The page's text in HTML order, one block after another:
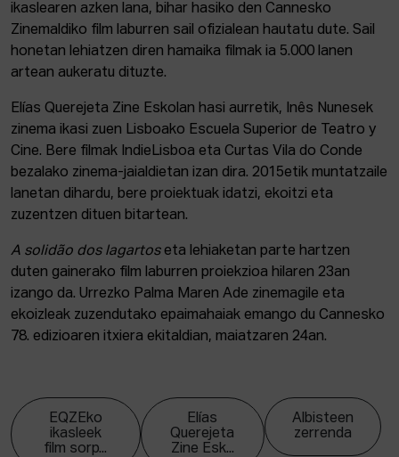
ikaslearen azken lana, bihar hasiko den Cannesko
Zinemaldiko film laburren sail ofizialean hautatu dute. Sail
honetan lehiatzen diren hamaika filmak ia 5.000 lanen
artean aukeratu dituzte.
Elías Querejeta Zine Eskolan hasi aurretik, Inês Nunesek
zinema ikasi zuen Lisboako Escuela Superior de Teatro y
Cine. Bere filmak IndieLisboa eta Curtas Vila do Conde
bezalako zinema-jaialdietan izan dira. 2015etik muntatzaile
lanetan dihardu, bere proiektuak idatzi, ekoitzi eta
zuzentzen dituen bitartean.
A solidão dos lagartoseta lehiaketan parte hartzen
duten gainerako film laburren proiekzioa hilaren 23an
izango da. Urrezko Palma Maren Ade zinemagile eta
ekoizleak zuzendutako epaimahaiak emango du Cannesko
78. edizioaren itxiera ekitaldian, maiatzaren 24an.
EQZEko
ikasleek
film sorp...
Elías
Querejeta
Zine Esk...
Albisteen
zerrenda